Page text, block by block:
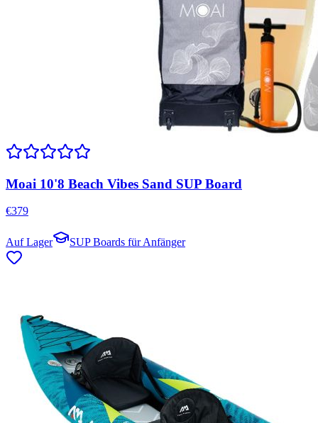
Moai 10'8 Beach Vibes Sand SUP Board
€379
Auf Lager SUP Boards für Anfänger